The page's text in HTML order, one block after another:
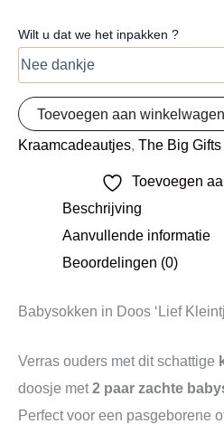
Wilt u dat we het inpakken ?
Toevoegen aan winkelwagen
Kraamcadeautjes The Big Gifts
Toevoegen
Beschrijving
Aanvullende informatie
Beoordelingen (0)
Babysokken in Doos ‘Lief
Verras ouders met dit schattige
doosje met2 paar zachte
Perfect voor een pasgeborene